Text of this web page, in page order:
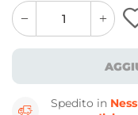
quantity
button
minus
button
Spedito in